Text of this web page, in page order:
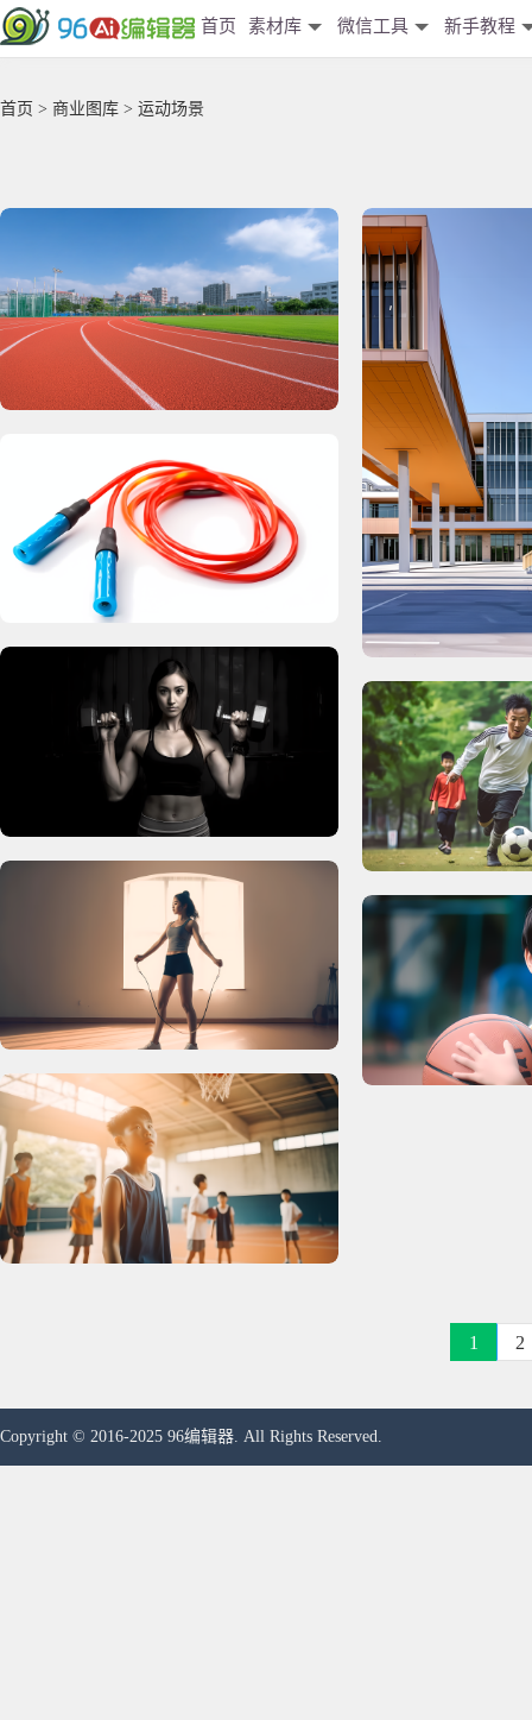
首页 素材库 微信工具 新手教程
首页 > 商业图库 > 运动场景
1 2
Copyright © 2016-2025 96编辑器. All Rights Reserved.